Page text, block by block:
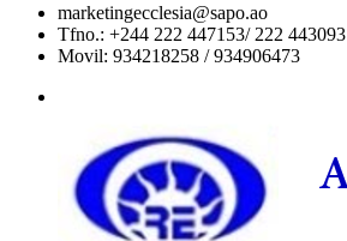
marketingecclesia@sapo.ao
Tfno.: +244 222 447153/ 222 443093
Movil: 934218258 / 934906473